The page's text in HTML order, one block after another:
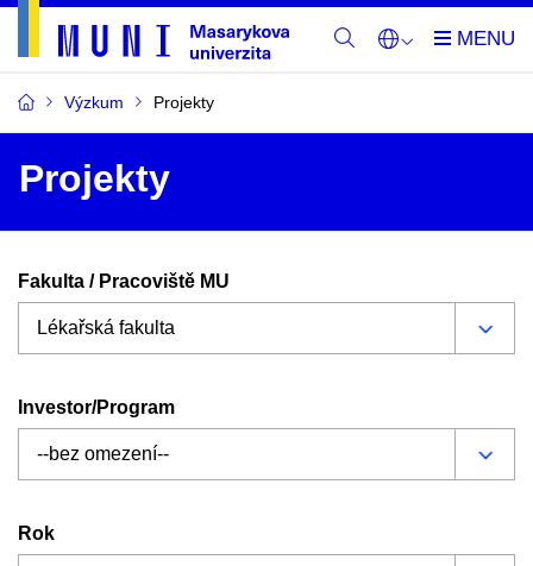
Výzkum Projekty
Projekty
Fakulta / Pracoviště MU
Investor/Program
Rok